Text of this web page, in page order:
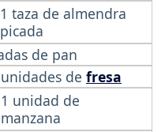
1 taza de almendra
picada
de pan
de fresa
1 unidad de
manzana